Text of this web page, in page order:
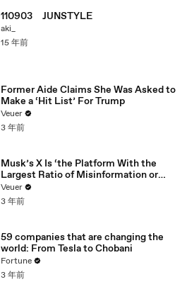
110903 JUNSTYLE
aki_
15 年前
Former Aide Claims She Was Asked to
Make a ‘Hit List’ For Trump
Veuer
3 年前
Musk’s X Is ‘the Platform With the
Largest Ratio of Misinformation or
Disinformation’ Amongst All Social
Media Platforms
Veuer
3 年前
59 companies that are changing the
world: From Tesla to Chobani
Fortune
3 年前